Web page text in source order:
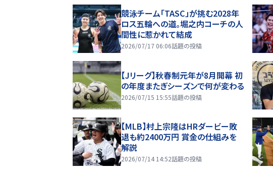
競泳チーム「TASC」が挑む2028年
ロス五輪への道。堀之内コーチの人
間性に惹かれて結成
2026/07/17 06:06話題の投稿
【Jリーグ】秋春制元年が8月開幕 初
の年度またぎシーズンで何が変わる
2026/07/15 15:55話題の投稿
【MLB】村上宗隆はHRダービー敗
退も約2400万円 賞金の仕組みを
解説
2026/07/14 14:52話題の投稿